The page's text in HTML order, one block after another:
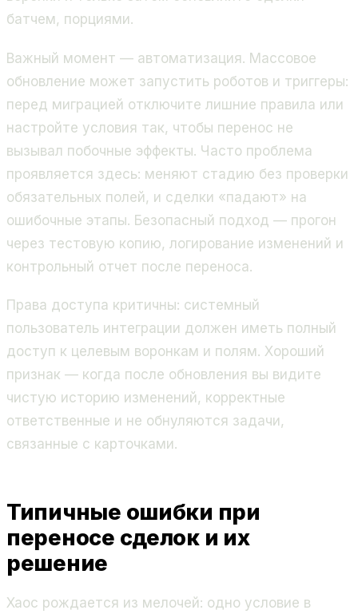
батчем, порциями.
Важный момент — автоматизация. Массовое
обновление может запустить роботов и триггеры:
перед миграцией отключите лишние правила или
настройте условия так, чтобы перенос не
вызывал побочные эффекты. Часто проблема
проявляется здесь: меняют стадию без проверки
обязательных полей, и сделки «падают» на
ошибочные этапы. Безопасный подход — прогон
через тестовую копию, логирование изменений и
контрольный отчет после переноса.
Права доступа критичны: системный
пользователь интеграции должен иметь полный
доступ к целевым воронкам и полям. Хороший
признак — когда после обновления вы видите
чистую историю изменений, корректные
ответственные и не обнуляются задачи,
связанные с карточками.
Типичные ошибки при
переносе сделок и их
решение
Хаос рождается из мелочей: одно условие в